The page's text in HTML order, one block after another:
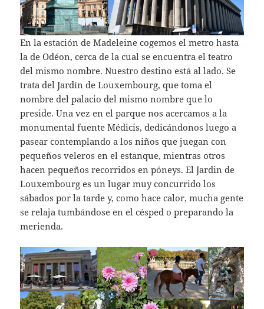
En la estación de Madeleine cogemos el metro hasta
la de Odéon, cerca de la cual se encuentra el teatro
del mismo nombre. Nuestro destino está al lado. Se
trata del Jardín de Louxembourg, que toma el
nombre del palacio del mismo nombre que lo
preside. Una vez en el parque nos acercamos a la
monumental fuente Médicis, dedicándonos luego a
pasear contemplando a los niños que juegan con
pequeños veleros en el estanque, mientras otros
hacen pequeños recorridos en póneys. El Jardin de
Louxembourg es un lugar muy concurrido los
sábados por la tarde y, como hace calor, mucha gente
se relaja tumbándose en el césped o preparando la
merienda.